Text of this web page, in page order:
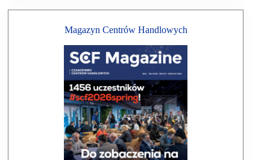
Magazyn Centrów Handlowych